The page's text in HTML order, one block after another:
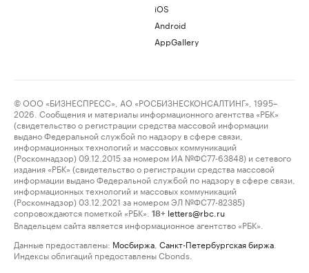
iOS
Android
AppGallery
© ООО «БИЗНЕСПРЕСС», АО «РОСБИЗНЕСКОНСАЛТИНГ», 1995–
2026. Сообщения и материалы информационного агентства «РБК»
(свидетельство о регистрации средства массовой информации
выдано Федеральной службой по надзору в сфере связи,
информационных технологий и массовых коммуникаций
(Роскомнадзор) 09.12.2015 за номером ИА №ФС77-63848) и сетевого
издания «РБК» (свидетельство о регистрации средства массовой
информации выдано Федеральной службой по надзору в сфере связи,
информационных технологий и массовых коммуникаций
(Роскомнадзор) 03.12.2021 за номером ЭЛ №ФС77-82385)
сопровождаются пометкой «РБК».
18+ letters@rbc.ru
Владельцем сайта является информационное агентство «РБК».
Данные предоставлены: Мосбиржа Санкт-Петербургская биржа
Индексы облигаций предоставлены Cbonds.